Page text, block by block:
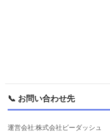
📞 お問い合わせ先
運営会社:株式会社ビーダッシュ